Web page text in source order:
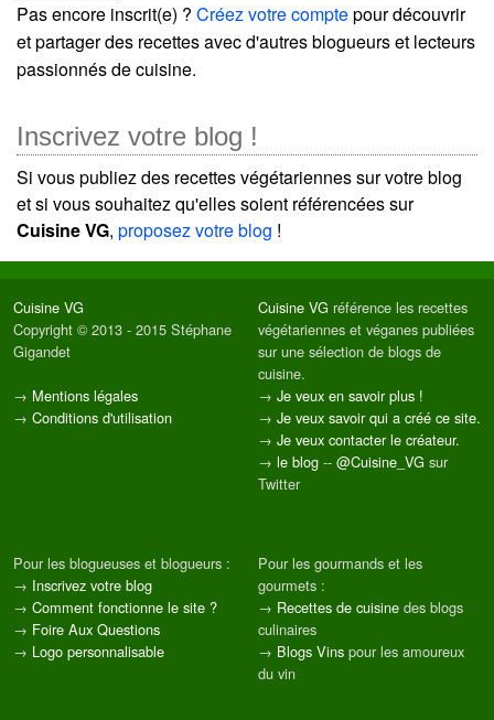
Pas encore inscrit(e) ? Créez votre comptepour découvrir
et partager des recettes avec d'autres blogueurs et lecteurs
passionnés de cuisine.
Inscrivez votre blog !
Si vous publiez des recettes végétariennes sur votre blog
et si vous souhaitez qu'elles soient référencées sur
Cuisine VG, proposez votre blog !
Cuisine VG
Copyright © 2013 - 2015 Stéphane
Gigandet
→ Mentions légales
→ Conditions d'utilisation
Cuisine VG référence les recettes
végétariennes et véganes publiées
sur une sélection de blogs de
cuisine.
→ Je veux en savoir plus !
→ Je veux savoir qui a créé ce site.
→ Je veux contacter le créateur.
→ le blog -- @Cuisine_VG sur
Twitter
Pour les blogueuses et blogueurs :
→ Inscrivez votre blog
→ Comment fonctionne le site ?
→ Foire Aux Questions
→ Logo personnalisable
Pour les gourmands et les
gourmets :
→ Recettes de cuisine des blogs
culinaires
→ Blogs Vins pour les amoureux
du vin